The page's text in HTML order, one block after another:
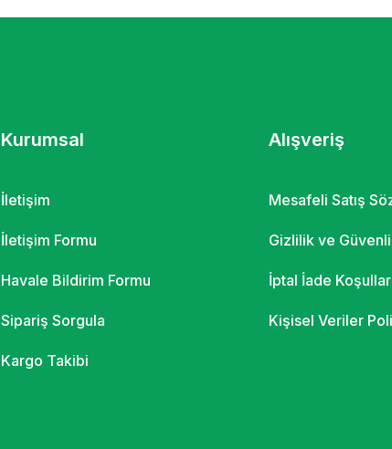
Kurumsal
İletişim
İletişim Formu
Havale Bildirim Formu
Sipariş Sorgula
Kargo Takibi
Alışveriş
Mesafeli Satış
Gizlilik ve
İptal İade
Kişisel Veriler